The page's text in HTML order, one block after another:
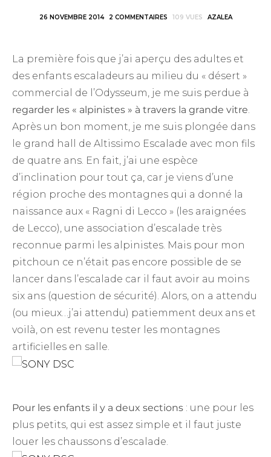
26 NOVEMBRE 2014 2 COMMENTAIRES 109 VUES AZALEA
La première fois que j’ai aperçu des adultes et
des enfants escaladeurs au milieu du « désert »
commercial de l’Odysseum, je me suis perdue à
regarder les « alpinistes » à travers la grande vitre.
Après un bon moment, je me suis plongée dans
le grand hall de Altissimo Escalade avec mon fils
de quatre ans. En fait, j’ai une espèce
d’inclination pour tout ça, car je viens d’une
région proche des montagnes qui a donné la
naissance aux « Ragni di Lecco » (les araignées
de Lecco), une association d’escalade très
reconnue parmi les alpinistes. Mais pour mon
pitchoun ce n’était pas encore possible de se
lancer dans l’escalade car il faut avoir au moins
six ans (question de sécurité). Alors, on a attendu
(ou mieux…j’ai attendu) patiemment deux ans et
voilà, on est revenu tester les montagnes
artificielles en salle.
Pour les enfants il y a deux sections : une pour les
plus petits, qui est assez simple et il faut juste
louer les chaussons d’escalade.